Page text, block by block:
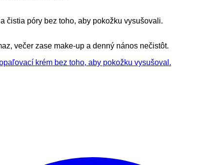
čistia póry bez toho, aby pokožku vysušovali.
večer zase make-up a denný nános nečistôt.